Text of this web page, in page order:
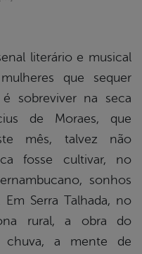
literário e musical
que sequer
sobreviver na seca
de Moraes, que
mês, talvez não
fosse cultivar, no
sonhos
Serra Talhada, no
rural, a obra do
chuva, a mente de